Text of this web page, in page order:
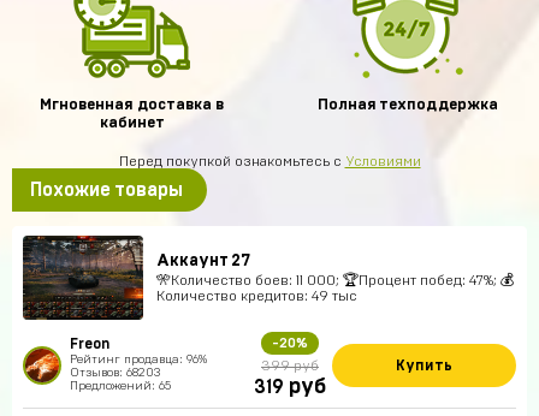
Мгновенная доставка в
кабинет
Полная техподдержка
Перед покупкой ознакомьтесь с Условиями
Похожие товары
Аккаунт 27
🎌Количество боев: 11 000; 🏆Процент побед: 47%; 💰
Количество кредитов: 49 тыс
Freon
Рейтинг продавца: 96%
Отзывов: 68203
Предложений: 65
-20%
399 руб
319 руб
Купить